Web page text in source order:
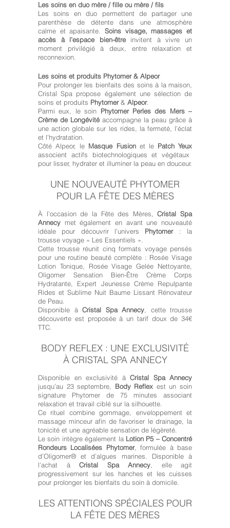
Les soins en duo mère / fille ou mère / fils
Les soins en duo permettent de partager une
parenthèse de détente dans une atmosphère
calme et apaisante. Soins visage, massages et
accès à l’espace bien-êtreinvitent à vivre un
moment privilégié à deux, entre relaxation et
reconnexion.
Les soins et produits Phytomer & Alpeor
Pour prolonger les bienfaits des soins à la maison,
Cristal Spa propose également une sélection de
soins et produits Phytomer& Alpeor.
Parmi eux, le soin Phytomer Perles des Mers –
Crème de Longévité accompagne la peau grâce à
une action globale sur les rides, la fermeté, l’éclat
et l’hydratation.
Côté Alpeor, le Masque Fusionet le Patch Yeux
associent actifs biotechnologiques et végétaux
pour lisser, hydrater et illuminer la peau en douceur.
UNE NOUVEAUTÉ PHYTOMER
POUR LA FÊTE DES MÈRES
À l’occasion de la Fête des Mères,Cristal Spa
Annecy met également en avant une nouveauté
idéale pour découvrir l’univers Phytomer: la
trousse voyage « Les Essentiels ».
Cette trousse réunit cinq formats voyage pensés
pour une routine beauté complète : Rosée Visage
Lotion Tonique, Rosée Visage Gelée Nettoyante,
Oligomer Sensation Bien-Être Crème Corps
Hydratante, Expert Jeunesse Crème Repulpante
Rides et Sublime Nuit Baume Lissant Rénovateur
de Peau.
Disponible à Cristal Spa Annecy , cette trousse
découverte est proposée à un tarif doux de 34€
TTC.
BODY REFLEX : UNE EXCLUSIVITÉ
À CRISTAL SPA ANNECY
Disponible en exclusivité à Cristal Spa Annecy
jusqu’au 23 septembre, Body Reflex est un soin
signature Phytomer de 75 minutes associant
relaxation et travail ciblé sur la silhouette.
Ce rituel combine gommage, enveloppement et
massage minceur afin de favoriser le drainage, la
tonicité et une agréable sensation de légèreté.
Le soin intègre également la Lotion P5 – Concentré
Rondeurs Localisées Phytomer, formulée à base
d’Oligomer® et d’algues marines. Disponible à
l’achat à Cristal Spa Annecy , elle agit
progressivement sur les hanches et les cuisses
pour prolonger les bienfaits du soin à domicile.
LES ATTENTIONS SPÉCIALES POUR
LA FÊTE DES MÈRES